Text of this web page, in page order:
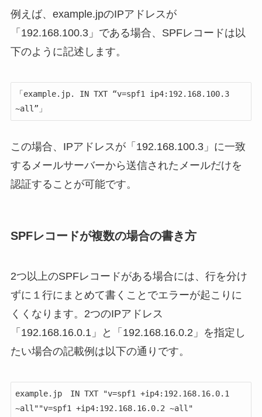
例えば、example.jpのIPアドレスが
「192.168.100.3」である場合、SPFレコードは以
下のように記述します。
「example.jp. IN TXT “v=spf1 ip4:192.168.100.3
~all”」
この場合、IPアドレスが「192.168.100.3」に一致
するメールサーバーから送信されたメールだけを
認証することが可能です。
SPFレコードが複数の場合の書き方
2つ以上のSPFレコードがある場合には、行を分け
ずに１行にまとめて書くことでエラーが起こりに
くくなります。2つのIPアドレス
「192.168.16.0.1」と「192.168.16.0.2」を指定し
たい場合の記載例は以下の通りです。
example.jp　IN TXT "v=spf1 +ip4:192.168.16.0.1
~all""v=spf1 +ip4:192.168.16.0.2 ~all"